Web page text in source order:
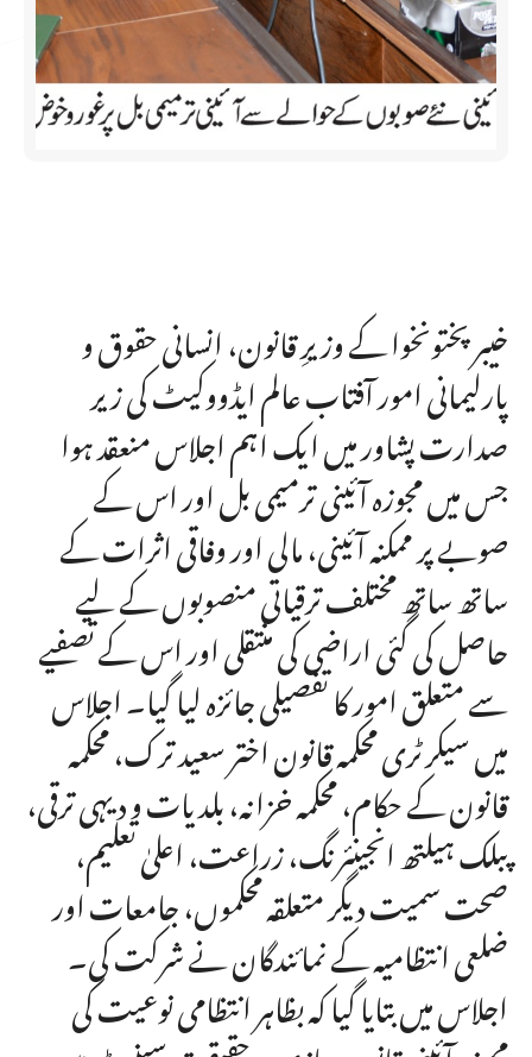
خیبر پختونخوا کے وزیرِ قانون، انسانی حقوق و
پارلیمانی امور آفتاب عالم ایڈووکیٹ کی زیر
صدارت پشاور میں ایک اہم اجلاس منعقد ہوا
جس میں مجوزہ آئینی ترمیمی بل اور اس کے
صوبے پر ممکنہ آئینی، مالی اور وفاقی اثرات کے
ساتھ ساتھ مختلف ترقیاتی منصوبوں کے لیے
حاصل کی گئی اراضی کی منتقلی اور اس کے تصفیے
سے متعلق امور کا تفصیلی جائزہ لیا گیا۔ اجلاس
میں سیکرٹری محکمہ قانون اختر سعید ترک، محکمہ
قانون کے حکام، محکمہ خزانہ، بلدیات و دیہی ترقی،
پبلک ہیلتھ انجینئرنگ، زراعت، اعلیٰ تعلیم،
صحت سمیت دیگر متعلقہ محکموں، جامعات اور
ضلعی انتظامیہ کے نمائندگان نے شرکت کی۔
اجلاس میں بتایا گیا کہ بظاہر انتظامی نوعیت کی